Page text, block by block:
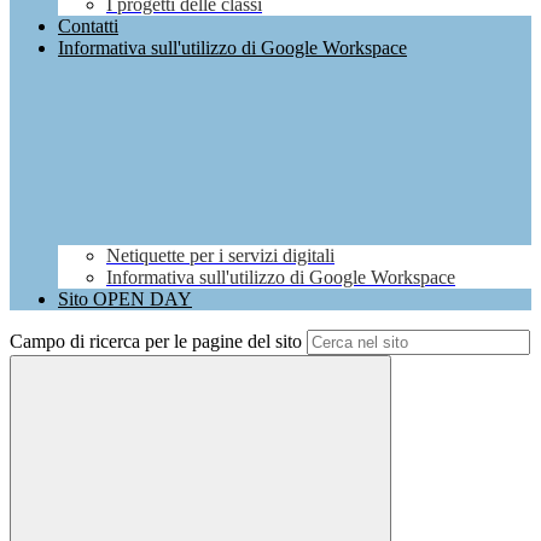
I progetti delle classi
Contatti
Informativa sull'utilizzo di Google Workspace
Netiquette per i servizi digitali
Informativa sull'utilizzo di Google Workspace
Sito OPEN DAY
Campo di ricerca per le pagine del sito